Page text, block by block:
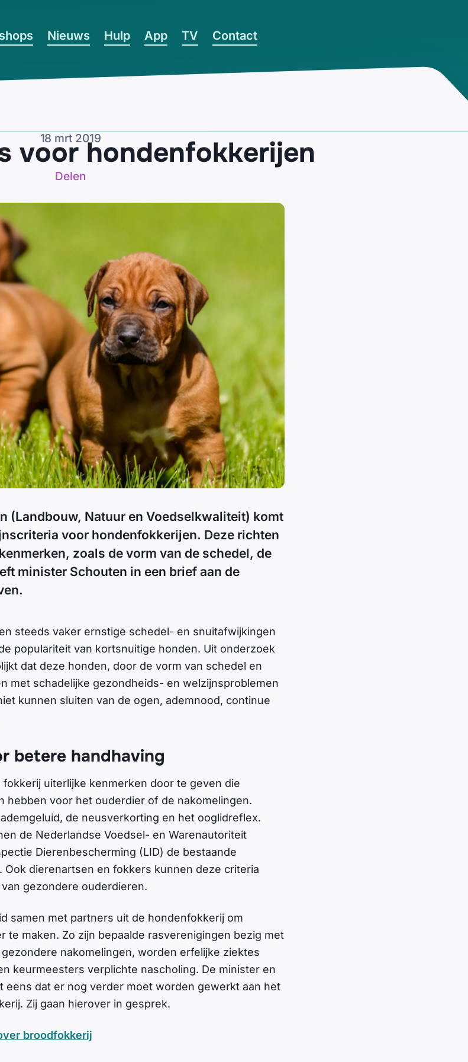
Nieuws Hulp App TV Contact
18 mrt 2019
voor hondenfokkerijen
Delen
(Landbouw, Natuur en Voedselkwaliteit) komt
voor hondenfokkerijen. Deze richten
zoals de vorm van de schedel, de
minister Schouten in een brief aan de
steeds vaker ernstige schedel- en snuitafwijkingen
populariteit van kortsnuitige honden. Uit onderzoek
dat deze honden, door de vorm van schedel en
met schadelijke gezondheids- en welzijnsproblemen
kunnen sluiten van de ogen, ademnood, continue
betere handhaving
fokkerij uiterlijke kenmerken door te geven die
hebben voor het ouderdier of de nakomelingen.
de neusverkorting en het ooglidreflex.
de Nederlandse Voedsel- en Warenautoriteit
Dierenbescherming (LID) de bestaande
dierenartsen en fokkers kunnen deze criteria
gezondere ouderdieren.
samen met partners uit de hondenfokkerij om
te maken. Zo zijn bepaalde rasverenigingen bezig met
nakomelingen, worden erfelijke ziektes
keurmeesters verplichte nascholing. De minister en
eens dat er nog verder moet worden gewerkt aan het
Zij gaan hierover in gesprek.
broodfokkerij